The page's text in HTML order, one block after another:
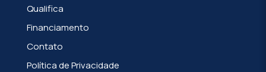
Qualifica
Financiamento
Contato
Política de Privacidade